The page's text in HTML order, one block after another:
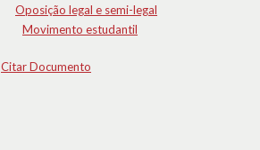
Oposição legal e semi-legal
Movimento estudantil
Citar Documento